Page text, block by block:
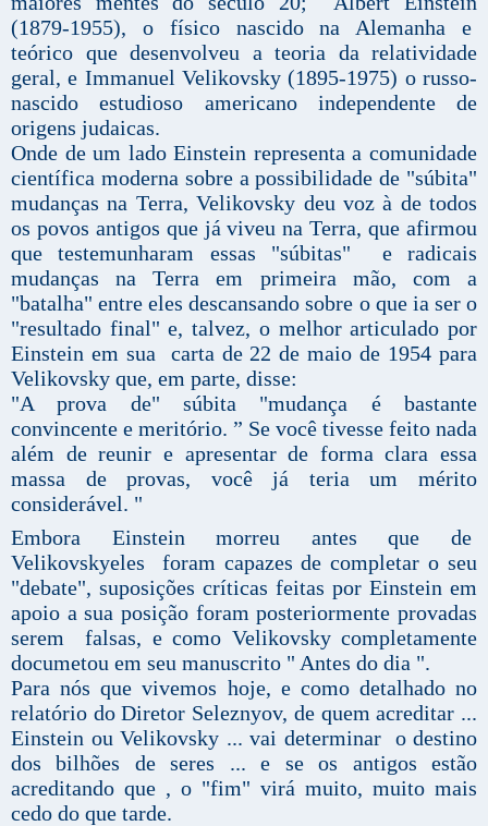
(1879-1955), o físico nascido na Alemanha e
teórico que desenvolveu a teoria da relatividade
geral, e Immanuel Velikovsky (1895-1975) o russo-
nascido estudioso americano independente de
origens judaicas.
Onde de um lado Einstein representa a comunidade
científica moderna sobre a possibilidade de "súbita"
mudanças na Terra, Velikovsky deu voz à de todos
os povos antigos que já viveu na Terra, que afirmou
que testemunharam essas "súbitas" e radicais
mudanças na Terra em primeira mão, com a
"batalha" entre eles descansando sobre o que ia ser o
"resultado final" e, talvez, o melhor articulado por
Einstein em sua carta de 22 de maio de 1954 para
Velikovsky que, em parte, disse:
"A prova de" súbita "mudança é bastante
convincente e meritório. ” Se você tivesse feito nada
além de reunir e apresentar de forma clara essa
massa de provas, você já teria um mérito
considerável. "
Embora Einstein morreu antes que de
Velikovskyeles foram capazes de completar o seu
"debate", suposições críticas feitas por Einstein em
apoio a sua posição foram posteriormente provadas
serem falsas, e como Velikovsky completamente
documetou em seu manuscrito " Antes do dia ".
Para nós que vivemos hoje, e como detalhado no
relatório do Diretor Seleznyov, de quem acreditar ...
Einstein ou Velikovsky ... vai determinar o destino
dos bilhões de seres ... e se os antigos estão
acreditando que , o "fim" virá muito, muito mais
cedo do que tarde.